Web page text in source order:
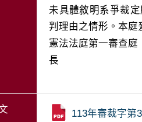
未具體敘明系爭裁
判理由之情形。本庭
憲法法庭第一審查庭
長
113年審裁字第